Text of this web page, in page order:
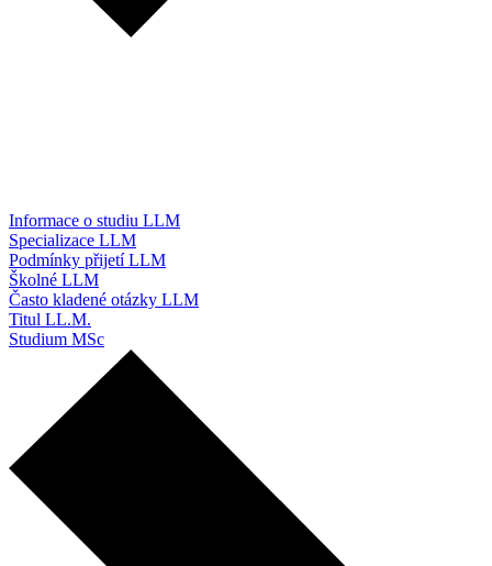
Informace o studiu LLM
Specializace LLM
Podmínky přijetí LLM
Školné LLM
Často kladené otázky LLM
Titul LL.M.
Studium MSc